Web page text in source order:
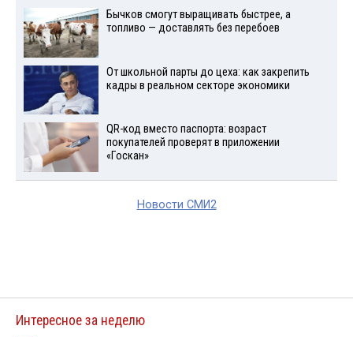
Бычков смогут выращивать быстрее, а
топливо — доставлять без перебоев
От школьной парты до цеха: как закрепить
кадры в реальном секторе экономики
QR-код вместо паспорта: возраст
покупателей проверят в приложении
«Госкан»
Новости СМИ2
Интересное за неделю